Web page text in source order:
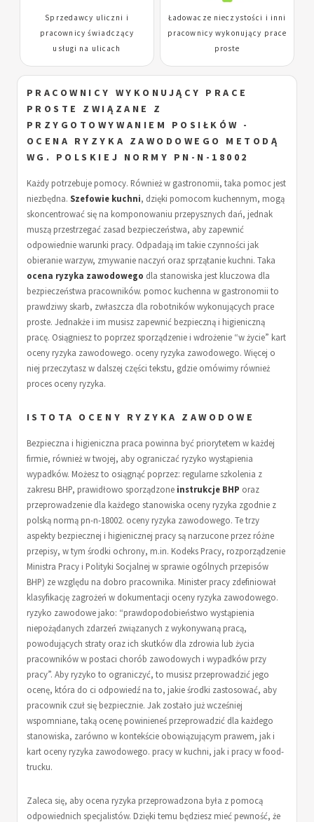
Sprzedawcy uliczni i
pracownicy świadczący
usługi na ulicach
Ładowacze nieczystości i inni
pracownicy wykonujący prace
proste
PRACOWNICY WYKONUJĄCY PRACE
PROSTE ZWIĄZANE Z
PRZYGOTOWYWANIEM POSIŁKÓW -
OCENA RYZYKA ZAWODOWEGO METODĄ
WG. POLSKIEJ NORMY PN-N-18002
Każdy potrzebuje pomocy. Również w gastronomii, taka pomoc jest
niezbędna. Szefowie kuchni, dzięki pomocom kuchennym, mogą
skoncentrować się na komponowaniu przepysznych dań, jednak
muszą przestrzegać zasad bezpieczeństwa, aby zapewnić
odpowiednie warunki pracy. Odpadają im takie czynności jak
obieranie warzyw, zmywanie naczyń oraz sprzątanie kuchni. Taka
ocena ryzyka zawodowego dla stanowiska jest kluczowa dla
bezpieczeństwa pracowników. pomoc kuchenna w gastronomii to
prawdziwy skarb, zwłaszcza dla robotników wykonujących prace
proste. Jednakże i im musisz zapewnić bezpieczną i higieniczną
pracę. Osiągniesz to poprzez sporządzenie i wdrożenie “w życie” kart
oceny ryzyka zawodowego. oceny ryzyka zawodowego. Więcej o
niej przeczytasz w dalszej części tekstu, gdzie omówimy również
proces oceny ryzyka.
ISTOTA OCENY RYZYKA ZAWODOWE
Bezpieczna i higieniczna praca powinna być priorytetem w każdej
firmie, również w twojej, aby ograniczać ryzyko wystąpienia
wypadków. Możesz to osiągnąć poprzez: regularne szkolenia z
zakresu BHP, prawidłowo sporządzone instrukcje BHP oraz
przeprowadzenie dla każdego stanowiska oceny ryzyka zgodnie z
polską normą pn-n-18002. oceny ryzyka zawodowego. Te trzy
aspekty bezpiecznej i higienicznej pracy są narzucone przez różne
przepisy, w tym środki ochrony, m.in. Kodeks Pracy, rozporządzenie
Ministra Pracy i Polityki Socjalnej w sprawie ogólnych przepisów
BHP) ze względu na dobro pracownika. Minister pracy zdefiniował
klasyfikację zagrożeń w dokumentacji oceny ryzyka zawodowego.
ryzyko zawodowe jako: “prawdopodobieństwo wystąpienia
niepożądanych zdarzeń związanych z wykonywaną pracą,
powodujących straty oraz ich skutków dla zdrowia lub życia
pracowników w postaci chorób zawodowych i wypadków przy
pracy”. Aby ryzyko to ograniczyć, to musisz przeprowadzić jego
ocenę, która do ci odpowiedź na to, jakie środki zastosować, aby
pracownik czuł się bezpiecznie. Jak zostało już wcześniej
wspomniane, taką ocenę powinieneś przeprowadzić dla każdego
stanowiska, zarówno w kontekście obowiązującym prawem, jak i
kart oceny ryzyka zawodowego. pracy w kuchni, jak i pracy w food-
trucku.
Zaleca się, aby ocena ryzyka przeprowadzona była z pomocą
odpowiednich specjalistów. Dzięki temu będziesz mieć pewność, że